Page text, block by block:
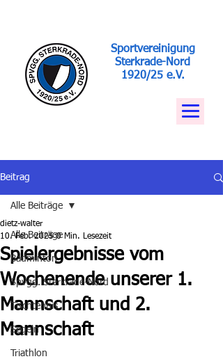
Sportvereinigung
Sterkrade-Nord
1920/25 e.V.
Beitrag
Alle Beiträge
Badminton
Spvgg. Sterkrade-Nord
Tischtennis
Segeln
Triathlon
Alle Beiträge
Spielergebnisse vom
Wochenende unserer 1.
Mannschaft und 2.
Mannschaft
dietz-walter
10. Feb. 2025 0 Min. Lesezeit